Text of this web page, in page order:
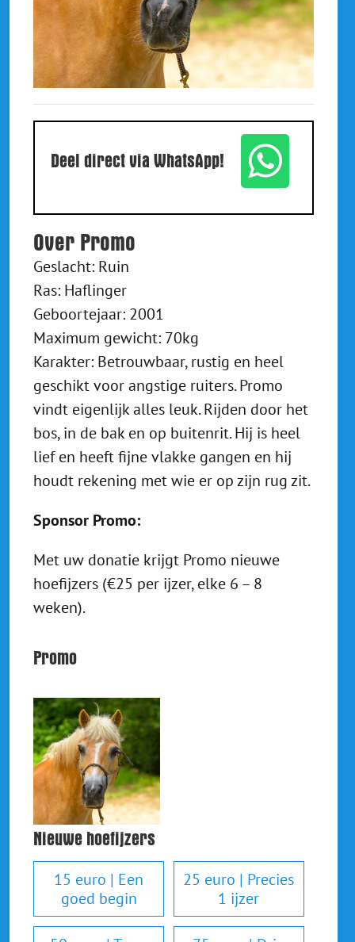
Deel direct via WhatsApp!
Over Promo
Geslacht: Ruin
Ras: Haflinger
Geboortejaar: 2001
Maximum gewicht: 70kg
Karakter: Betrouwbaar, rustig en heel
geschikt voor angstige ruiters. Promo
vindt eigenlijk alles leuk. Rijden door het
bos, in de bak en op buitenrit. Hij is heel
lief en heeft fijne vlakke gangen en hij
houdt rekening met wie er op zijn rug zit.
Sponsor Promo:
Met uw donatie krijgt Promo nieuwe
hoefijzers (€25 per ijzer, elke 6 – 8
weken).
Promo
Nieuwe hoefijzers
15 euro | Een
goed begin
25 euro | Precies
1 ijzer